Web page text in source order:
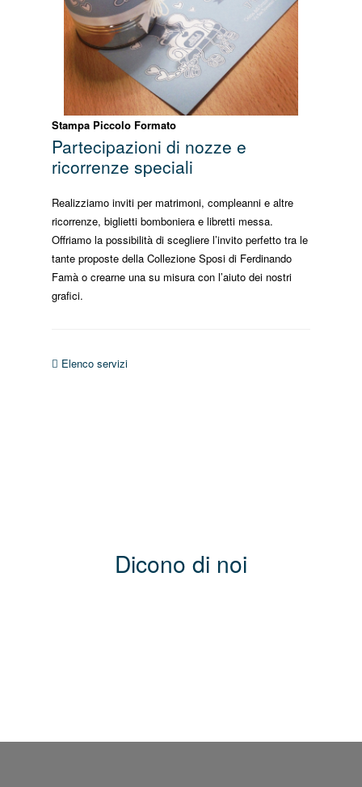
Stampa Piccolo Formato
Partecipazioni di nozze e
ricorrenze speciali
Realizziamo inviti per matrimoni, compleanni e altre
ricorrenze, biglietti bomboniera e libretti messa.
Offriamo la possibilità di scegliere l’invito perfetto tra le
tante proposte della Collezione Sposi di Ferdinando
Famà o crearne una su misura con l’aiuto dei nostri
grafici.
Elenco servizi
Dicono di noi